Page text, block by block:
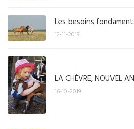
Les besoins
12-11-2019
LA CHÈVRE, NOUVEL
16-10-2019